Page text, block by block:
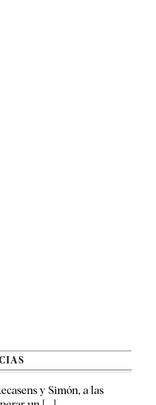
y Simón, a las